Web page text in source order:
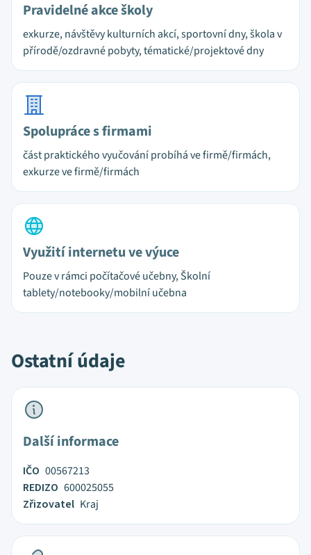
Pravidelné akce školy
exkurze, návštěvy kulturních akcí, sportovní dny, škola v
přírodě/ozdravné pobyty, tématické/projektové dny
Spolupráce s firmami
část praktického vyučování probíhá ve firmě/firmách,
exkurze ve firmě/firmách
Využití internetu ve výuce
Pouze v rámci počítačové učebny, Školní
tablety/notebooky/mobilní učebna
Ostatní údaje
Další informace
IČO 00567213
REDIZO 600025055
Zřizovatel Kraj